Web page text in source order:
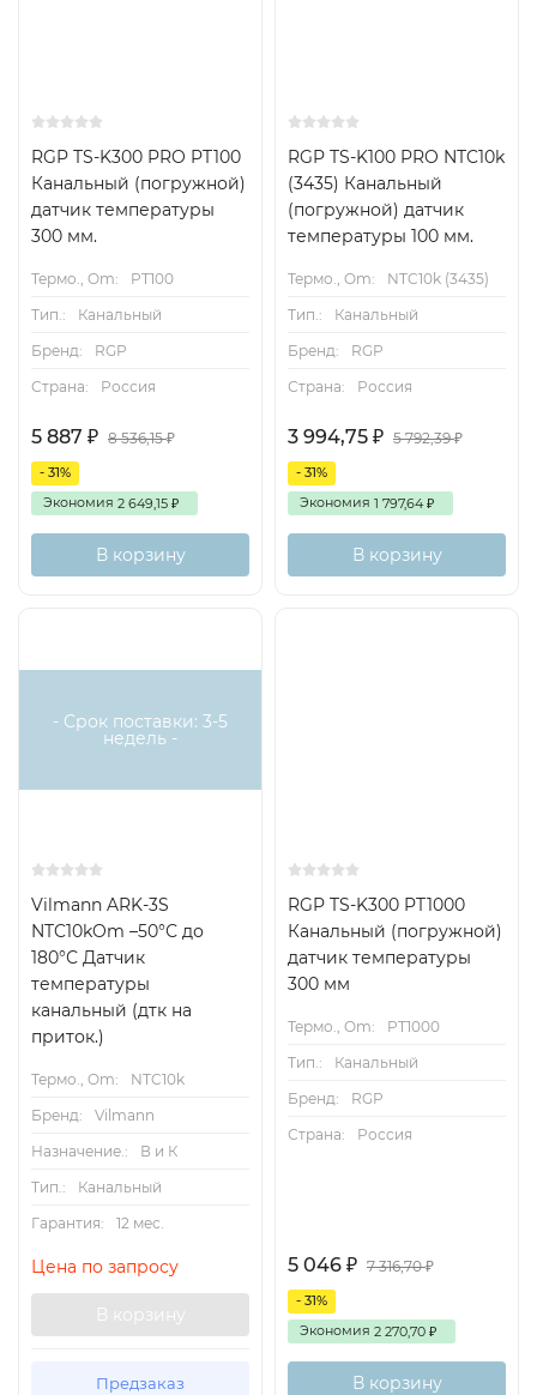
RGP TS-K300 PRO PT100
Канальный (погружной)
датчик температуры
300 мм.
Термо., Om:
PT100
Тип.:
Канальный
Бренд:
RGP
Страна:
Россия
5 887 ₽ 8 536,15₽
- 31%
Экономия 2 649,15 ₽
В корзину
RGP TS-K100 PRO NTC10k
(3435) Канальный
(погружной) датчик
температуры 100 мм.
Термо., Om:
NTC10k (3435)
Тип.:
Канальный
Бренд:
RGP
Страна:
Россия
3 994,75 ₽ 5 792,39₽
- 31%
Экономия 1 797,64 ₽
В корзину
- Срок поставки: 3-5
недель -
Vilmann ARK-3S
NTC10kOm –50°С до
180°С Датчик
температуры
канальный (дтк на
приток.)
Термо., Om:
NTC10k
Бренд:
Vilmann
Назначение.:
В и К
Тип.:
Канальный
Гарантия:
12 мес.
Цена по запросу
В корзину
Предзаказ
RGP TS-K300 PT1000
Канальный (погружной)
датчик температуры
300 мм
Термо., Om:
PT1000
Тип.:
Канальный
Бренд:
RGP
Страна:
Россия
5 046 ₽ 7 316,70₽
- 31%
Экономия 2 270,70 ₽
В корзину